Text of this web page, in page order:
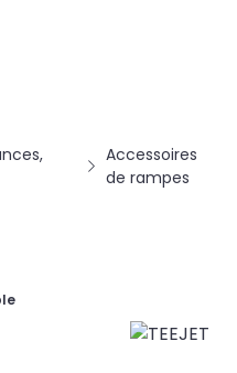
Accessoires
de rampes